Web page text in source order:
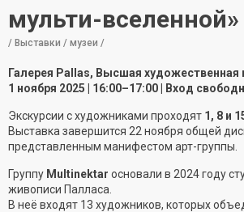
мульти-вселенной»
/ Выставки / музеи /
Галерея Pallas, Высшая
1 ноября 2025 | 16:00–17:00 | Вход
Экскурсии с художниками проходят 1, 8 и
Выставка завершится 22 ноября общей
представленным манифестом арт-группы.
Группу Multinektar основали в 2024 году
живописи Палласа.
В неё входят 13 художников, которых